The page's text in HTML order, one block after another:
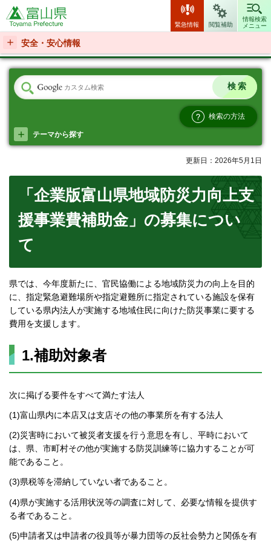
富山県
緊急情報 閲覧補助
情報検索
メニュー
安全・安心情報
検索の方法
テーマから探す
更新日：2026年5月1日
「企業版富山県地域防災力向上支
援事業費補助金」の募集につい
て
県では、今年度新たに、官民協働による地域防災力の向上を目的
に、指定緊急避難場所や指定避難所に指定されている施設を保有
している県内法人が実施する地域住民に向けた防災事業に要する
費用を支援します。
1.補助対象者
次に掲げる要件をすべて満たす法人
(1)富山県内に本店又は支店その他の事業所を有する法人
(2)災害時において被災者支援を行う意思を有し、平時において
は、県、市町村その他が実施する防災訓練等に協力することが可
能であること。
(3)県税等を滞納していない者であること。
(4)県が実施する活用状況等の調査に対して、必要な情報を提供す
る者であること。
(5)申請者又は申請者の役員等が暴力団等の反社会勢力と関係を有